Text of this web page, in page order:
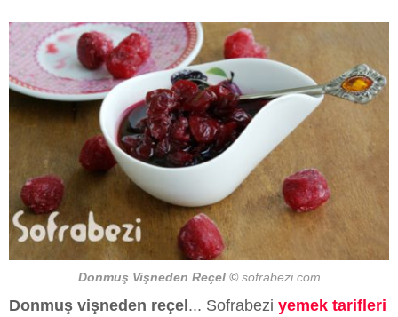
Donmuş Vişneden Reçel ©️sofrabezi.com
Donmuş vişneden reçel ... Sofrabezi yemek tarifleri